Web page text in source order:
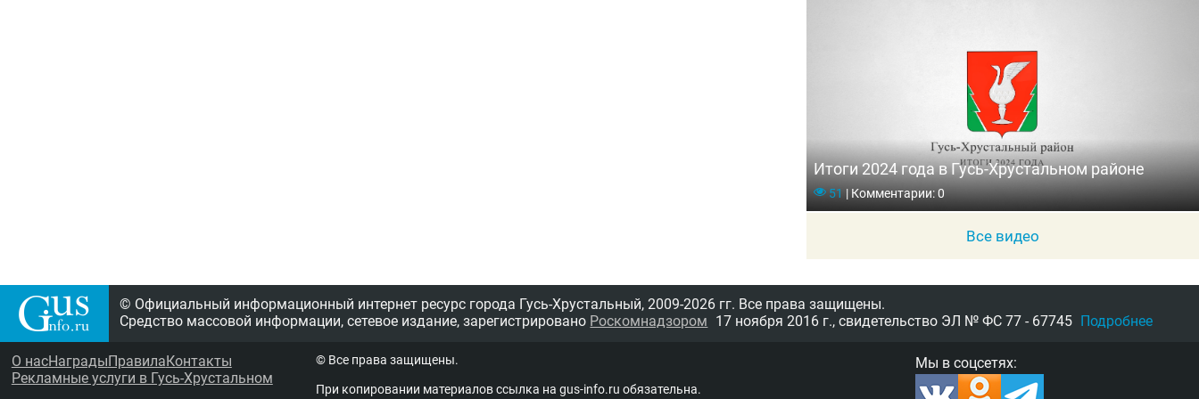
Итоги 2024 года в Гусь-Хрустальном районе
51 |Комментарии: 0
Все видео
© Официальный информационный интернет ресурс города Гусь-Хрустальный, 2009-2026 гг. Все права защищены.
Средство массовой информации, сетевое издание, зарегистрировано Роскомнадзором 17 ноября 2016 г., свидетельство ЭЛ № ФС 77 - 67745 Подробнее
Мы в соцсетях:
О насНаграды Правила Контакты
Рекламные услуги в Гусь-Хрустальном
© Все права защищены.
При копировании материалов ссыл­ка на gus-info.ru обя­за­тель­на.